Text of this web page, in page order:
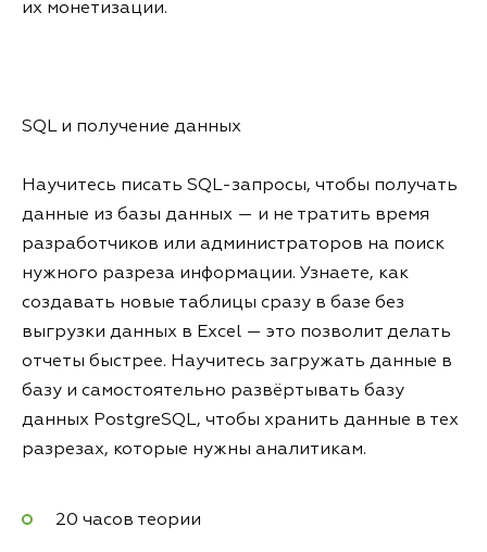
их монетизации.
SQL и получение данных
Научитесь писать SQL-запросы, чтобы получать
данные из базы данных — и не тратить время
разработчиков или администраторов на поиск
нужного разреза информации. Узнаете, как
создавать новые таблицы сразу в базе без
выгрузки данных в Excel — это позволит делать
отчеты быстрее. Научитесь загружать данные в
базу и самостоятельно развёртывать базу
данных PostgreSQL, чтобы хранить данные в тех
разрезах, которые нужны аналитикам.
20 часов теории